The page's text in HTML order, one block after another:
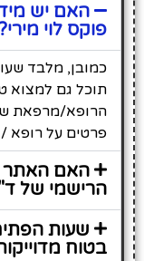
האם יש
פוקס לוי מירי?
כמובן, מלבד
תוכל גם למצוא
הרופא/מרפאת
פרטים על רופא /
האם האתר
הרישמי של
שעות
בטוח